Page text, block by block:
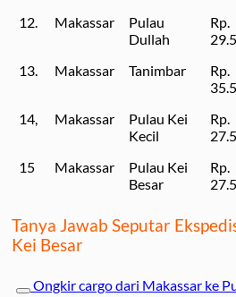
12. Makassar
Pulau
Dullah
Rp.
13.
Makassar Tanimbar
Rp.
14,
Makassar
Pulau Kei
Kecil
Rp.
15
Makassar
Pulau Kei
Besar
Rp.
Tanya Jawab Seputar
Kei Besar
Ongkir cargo dari Makassar ke